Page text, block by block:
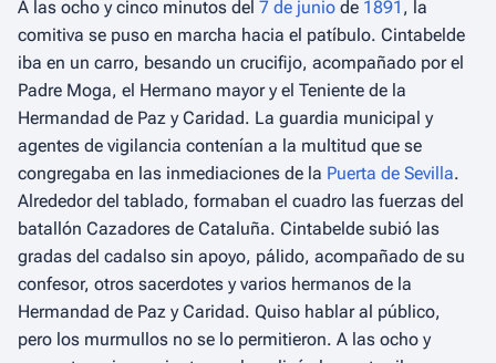
A las ocho y cinco minutos del 7 de junio de 1891 , la
comitiva se puso en marcha hacia el patíbulo. Cintabelde
iba en un carro, besando un crucifijo, acompañado por el
Padre Moga, el Hermano mayor y el Teniente de la
Hermandad de Paz y Caridad. La guardia municipal y
agentes de vigilancia contenían a la multitud que se
congregaba en las inmediaciones de la Puerta de Sevilla.
Alrededor del tablado, formaban el cuadro las fuerzas del
batallón Cazadores de Cataluña. Cintabelde subió las
gradas del cadalso sin apoyo, pálido, acompañado de su
confesor, otros sacerdotes y varios hermanos de la
Hermandad de Paz y Caridad. Quiso hablar al público,
pero los murmullos no se lo permitieron. A las ocho y